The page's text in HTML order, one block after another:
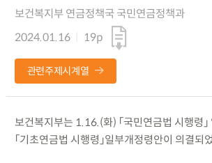
보건복지부 연금정책국 국민연금정책과
2024.01.16
19p
관련주제시계열
보건복지부는 1.16.(화) 「국민연금법 시행령
「기초연금법 시행령」일부개정령안이 의결되